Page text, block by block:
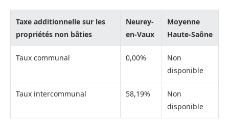
Taxe additionnelle sur les
propriétés non bâties
Neurey-
en-Vaux
Moyenne
Haute-Saône
Taux communal 0,00%
Non
disponible
Taux intercommunal 58,19%
Non
disponible